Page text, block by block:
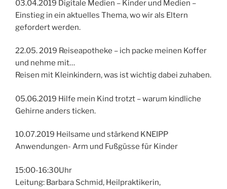
03.04.2019 Digitale Medien – Kinder und Medien –
Einstieg in ein aktuelles Thema, wo wir als Eltern
gefordert werden.
22.05. 2019 Reiseapotheke – ich packe meinen Koffer
und nehme mit…
Reisen mit Kleinkindern, was ist wichtig dabei zuhaben.
05.06.2019 Hilfe mein Kind trotzt – warum kindliche
Gehirne anders ticken.
10.07.2019 Heilsame und stärkend KNEIPP
Anwendungen- Arm und Fußgüsse für Kinder
15:00-16:30Uhr
Leitung: Barbara Schmid, Heilpraktikerin,